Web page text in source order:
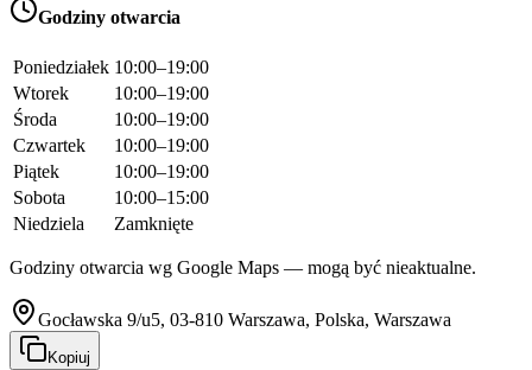
Godziny otwarcia
Poniedziałek 10:00–19:00
Wtorek
10:00–19:00
Środa
10:00–19:00
Czwartek
10:00–19:00
Piątek
10:00–19:00
Sobota
10:00–15:00
Niedziela
Zamknięte
Godziny otwarcia wg Google Maps — mogą być nieaktualne.
Gocławska 9/u5, 03-810 Warszawa, Polska, Warszawa
Kopiuj